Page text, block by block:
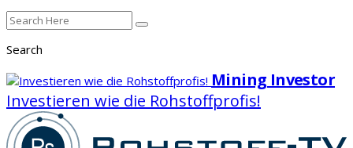
Search
Mining Investor
Investieren wie die Rohstoffprofis!